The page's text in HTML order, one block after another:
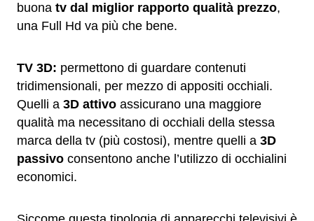
buona tv dal miglior rapporto qualità prezzo,
una Full Hd va più che bene.
TV 3D: permettono di guardare contenuti
tridimensionali, per mezzo di appositi occhiali.
Quelli a 3D attivo assicurano una maggiore
qualità ma necessitano di occhiali della stessa
marca della tv (più costosi), mentre quelli a 3D
passivo consentono anche l’utilizzo di occhialini
economici.